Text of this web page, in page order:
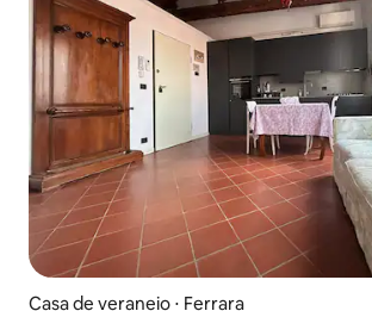
Casa de veraneio ⋅ Ferrara